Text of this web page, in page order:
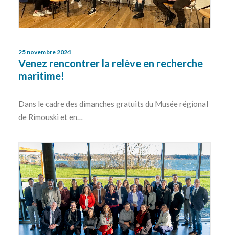
25 novembre 2024
Venez rencontrer la relève en recherche
maritime!
Dans le cadre des dimanches gratuits du Musée régional
de Rimouski et en…